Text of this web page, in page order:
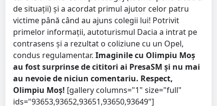
de situații) și a acordat primul ajutor celor patru
victime până când au ajuns colegii lui! Potrivit
primelor informații, autoturismul Dacia a intrat pe
contrasens și a rezultat o coliziune cu un Opel,
condus regulamentar. Imaginile cu Olimpiu Moș
au fost surprinse de cititori ai PresaSM și nu mai
au nevoie de niciun comentariu. Respect,
Olimpiu Moș! [gallery columns="1" size="full"
ids="93653,93652,93651,93650,93649"]